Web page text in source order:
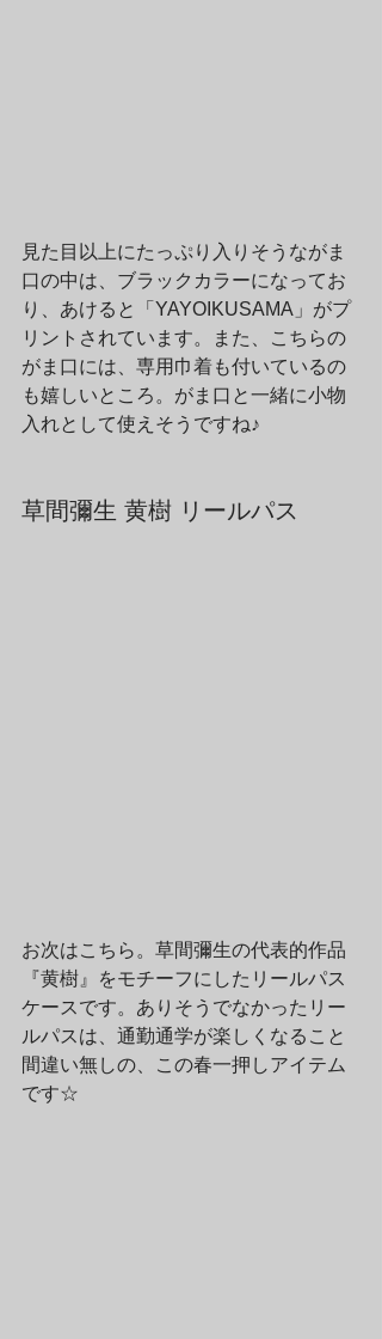
見た目以上にたっぷり入りそうながま
口の中は、ブラックカラーになってお
り、あけると「YAYOIKUSAMA」がプ
リントされています。また、こちらの
がま口には、専用巾着も付いているの
も嬉しいところ。がま口と一緒に小物
入れとして使えそうですね♪
草間彌生 黄樹 リールパス
お次はこちら。草間彌生の代表的作品
『黄樹』をモチーフにしたリールパス
ケースです。ありそうでなかったリー
ルパスは、通勤通学が楽しくなること
間違い無しの、この春一押しアイテム
です☆